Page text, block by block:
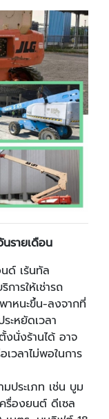
นรายเดือน
ด์ เร้นทัล
การให้เช่ารถ
าหนะขึ้น-ลงจากที่
ะหยัดเวลา
งนั่งร้านได้ อาจ
วลาไม่พอในการ
มประเภท เช่น บูม
รื่องยนต์ ดีเซล